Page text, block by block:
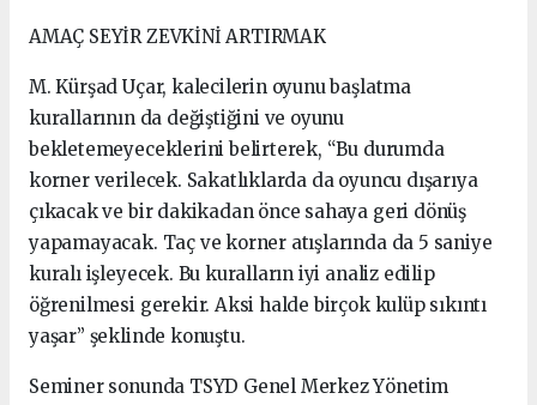
AMAÇ SEYİR ZEVKİNİ ARTIRMAK
M. Kürşad Uçar, kalecilerin oyunu başlatma
kurallarının da değiştiğini ve oyunu
bekletemeyeceklerini belirterek, “Bu durumda
korner verilecek. Sakatlıklarda da oyuncu dışarıya
çıkacak ve bir dakikadan önce sahaya geri dönüş
yapamayacak. Taç ve korner atışlarında da 5 saniye
kuralı işleyecek. Bu kuralların iyi analiz edilip
öğrenilmesi gerekir. Aksi halde birçok kulüp sıkıntı
yaşar” şeklinde konuştu.
Seminer sonunda TSYD Genel Merkez Yönetim